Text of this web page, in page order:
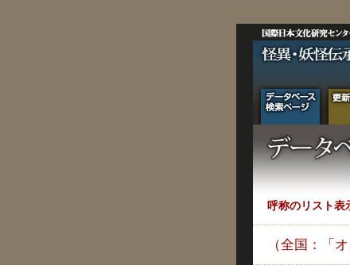
呼称のリスト表
（全国：「